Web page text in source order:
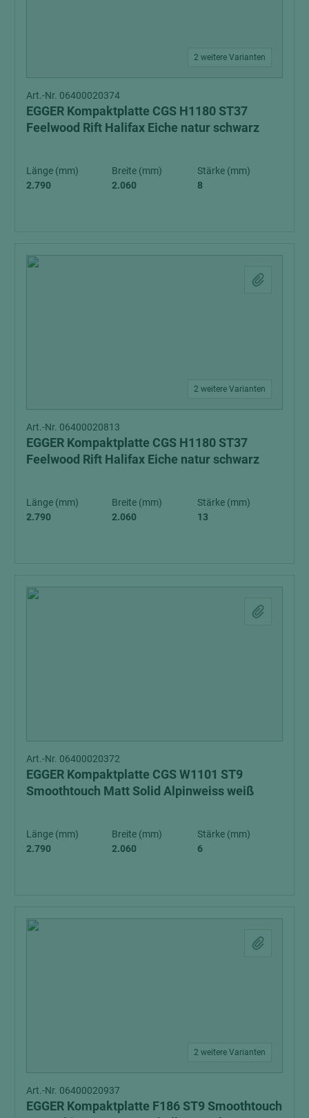
2 weitere Varianten
Art.-Nr. 06400020374
EGGER Kompaktplatte CGS H1180 ST37
Feelwood Rift Halifax Eiche natur schwarz
Länge (mm)
2.790
Breite (mm)
2.060
Stärke (mm)
8
2 weitere Varianten
Art.-Nr. 06400020813
EGGER Kompaktplatte CGS H1180 ST37
Feelwood Rift Halifax Eiche natur schwarz
Länge (mm)
2.790
Breite (mm)
2.060
Stärke (mm)
13
Art.-Nr. 06400020372
EGGER Kompaktplatte CGS W1101 ST9
Smoothtouch Matt Solid Alpinweiss weiß
Länge (mm)
2.790
Breite (mm)
2.060
Stärke (mm)
6
2 weitere Varianten
Art.-Nr. 06400020937
EGGER Kompaktplatte F186 ST9 Smoothtouch